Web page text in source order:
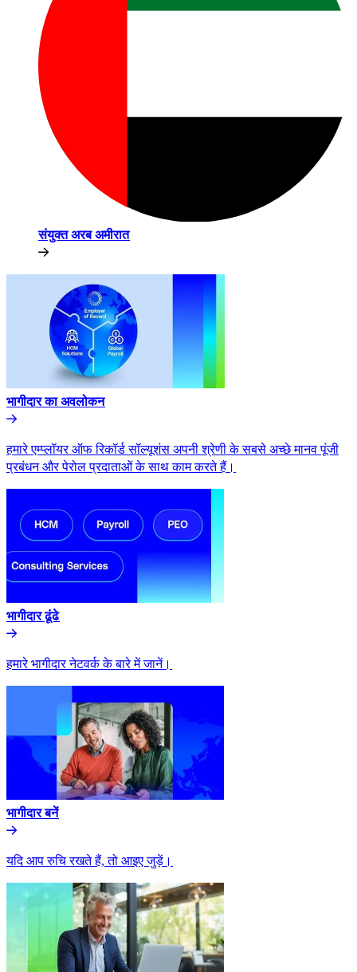
संयुक्त अरब अमीरात​​
भागीदार का अवलोकन​​
हमारे एम्प्लॉयर ऑफ रिकॉर्ड सॉल्यूशंस अपनी श्रेणी के सबसे अच्छे मानव पूंजी
प्रबंधन और पेरोल प्रदाताओं के साथ काम करते हैं।​​
भागीदार ढूंढे​​
हमारे भागीदार नेटवर्क के बारे में जानें।​​
भागीदार बनें​​
यदि आप रुचि रखते हैं, तो आइए जुड़ें।​​